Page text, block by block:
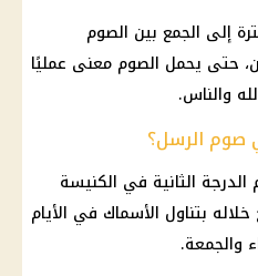
إلى الجمع بين الصوم
حتى يحمل الصوم معنى عمليًا
والناس.
الرسل؟
الثانية في الكنيسة
بتناول الأسماك في الأيام
والجمعة.